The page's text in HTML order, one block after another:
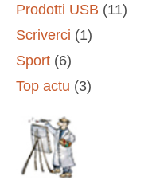
Prodotti USB (11)
Scriverci (1)
Sport (6)
Top actu (3)